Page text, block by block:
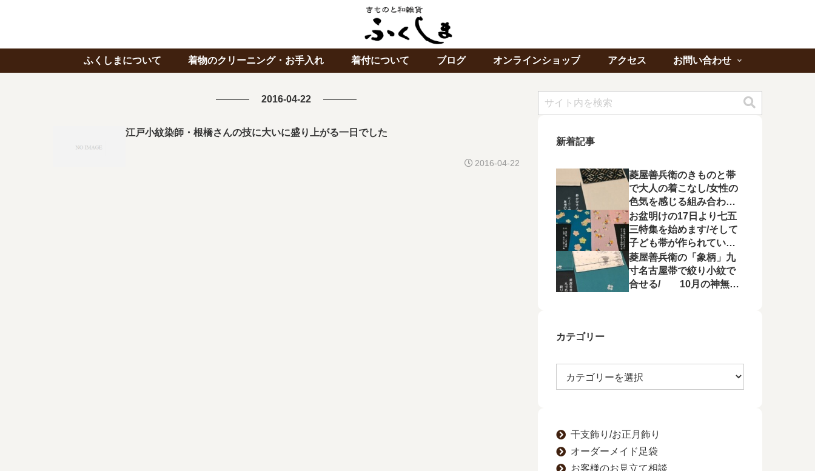
ふくしまについて 着物のクリーニング・お手入れ 着付について ブログ オンラインショップ アクセス お問い合わせ
2016-04-22
江戸小紋染師・根橋さんの技に大いに盛り上がる一日でした
2016-04-22
新着記事
菱屋善兵衛のきものと帯
で大人の着こなし/女性の
色気を感じる組み合わに
心が惹かれる
お盆明けの17日より七五
三特集を始めます/そして
子ども帯が作られてい状
況に不満を漏らす
菱屋善兵衛の「象柄」九
寸名古屋帯で絞り小紋で
合せる/ 10月の神無月
カテゴリー
干支飾り/お正月飾り
オーダーメイド足袋
お客様のお見立て相談